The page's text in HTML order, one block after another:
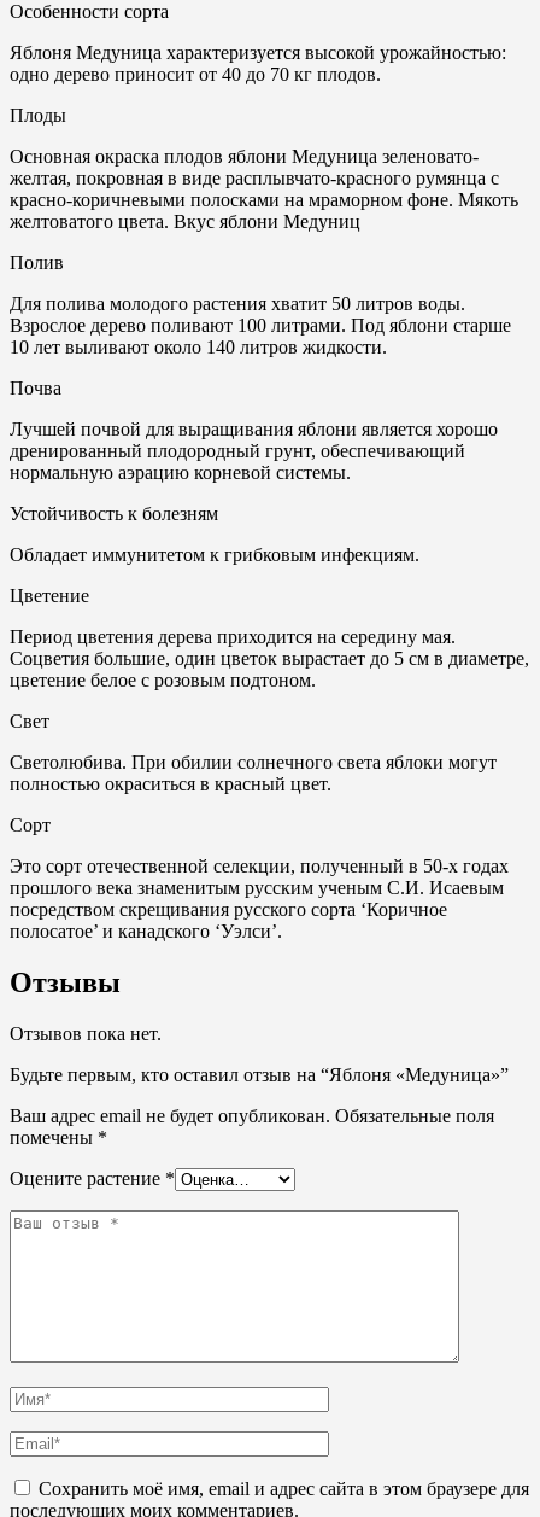
Особенности сорта
Яблоня Медуница характеризуется высокой урожайностью:
одно дерево приносит от 40 до 70 кг плодов.
Плоды
Основная окраска плодов яблони Медуница зеленовато-
желтая, покровная в виде расплывчато-красного румянца с
красно-коричневыми полосками на мраморном фоне. Мякоть
желтоватого цвета. Вкус яблони Медуниц
Полив
Для полива молодого растения хватит 50 литров воды.
Взрослое дерево поливают 100 литрами. Под яблони старше
10 лет выливают около 140 литров жидкости.
Почвa
Лучшей почвой для выращивания яблони является хорошо
дренированный плодородный грунт, обеспечивающий
нормальную аэрацию корневой системы.
Устойчивость к болезням
Обладает иммунитетом к грибковым инфекциям.
Цветение
Период цветения дерева приходится на середину мая.
Соцветия большие, один цветок вырастает до 5 см в диаметре,
цветение белое с розовым подтоном.
Свет
Светолюбива. При обилии солнечного света яблоки могут
полностью окраситься в красный цвет.
Сорт
Это сорт отечественной селекции, полученный в 50-х годах
прошлого века знаменитым русским ученым С.И. Исаевым
посредством скрещивания русского сорта ‘Коричное
полосатое’ и канадского ‘Уэлси’.
Отзывы
Отзывов пока нет.
Будьте первым, кто оставил отзыв на “Яблоня «Медуница»”
Ваш адрес email не будет опубликован. Обязательные поля
помечены *
Оцените растение *
Сохранить моё имя, email и адрес сайта в этом браузере для
последующих моих комментариев.